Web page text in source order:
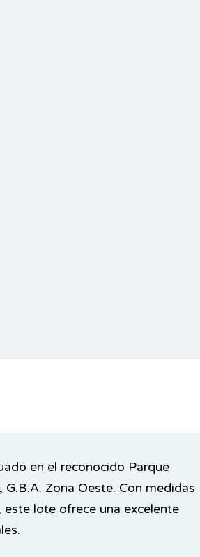
en el reconocido Parque
Zona Oeste. Con medidas
lote ofrece una excelente